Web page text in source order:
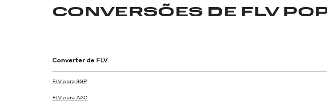
CONVERSÕES DE FLV
Converter de FLV
FLV para 3GP
FLV para AAC